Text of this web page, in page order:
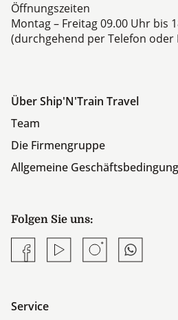
Öffnungszeiten
Montag – Freitag 09.00 Uhr bis
(durchgehend per Telefon oder
Über Ship'N'Train Travel
Team
Die Firmengruppe
Allgemeine
Folgen Sie uns:
FacebookYouTubeInstagramWhatsapp
Service